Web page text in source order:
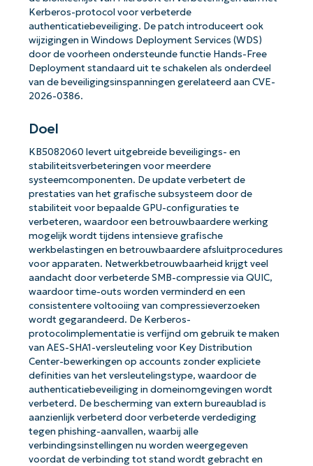
Kerberos-protocol voor verbeterde
authenticatiebeveiliging. De patch introduceert ook
wijzigingen in Windows Deployment Services (WDS)
door de voorheen ondersteunde functie Hands-Free
Deployment standaard uit te schakelen als onderdeel
van de beveiligingsinspanningen gerelateerd aan CVE-
2026-0386.
Doel
KB5082060 levert uitgebreide beveiligings- en
stabiliteitsverbeteringen voor meerdere
systeemcomponenten. De update verbetert de
prestaties van het grafische subsysteem door de
stabiliteit voor bepaalde GPU-configuraties te
verbeteren, waardoor een betrouwbaardere werking
mogelijk wordt tijdens intensieve grafische
werkbelastingen en betrouwbaardere afsluitprocedures
voor apparaten. Netwerkbetrouwbaarheid krijgt veel
aandacht door verbeterde SMB-compressie via QUIC,
waardoor time-outs worden verminderd en een
consistentere voltooiing van compressieverzoeken
wordt gegarandeerd. De Kerberos-
protocolimplementatie is verfijnd om gebruik te maken
van AES-SHA1-versleuteling voor Key Distribution
Center-bewerkingen op accounts zonder expliciete
definities van het versleutelingstype, waardoor de
authenticatiebeveiliging in domeinomgevingen wordt
verbeterd. De bescherming van extern bureaublad is
aanzienlijk verbeterd door verbeterde verdediging
tegen phishing-aanvallen, waarbij alle
verbindingsinstellingen nu worden weergegeven
voordat de verbinding tot stand wordt gebracht en